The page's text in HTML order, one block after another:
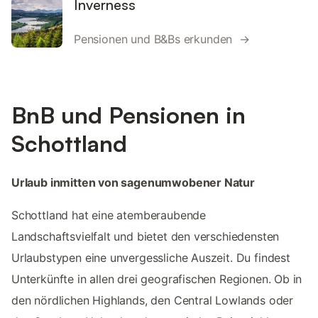
Inverness
Pensionen und B&Bs erkunden →
BnB und Pensionen in
Schottland
Urlaub inmitten von sagenumwobener Natur
Schottland hat eine atemberaubende
Landschaftsvielfalt und bietet den verschiedensten
Urlaubstypen eine unvergessliche Auszeit. Du findest
Unterkünfte in allen drei geografischen Regionen. Ob in
den nördlichen Highlands, den Central Lowlands oder